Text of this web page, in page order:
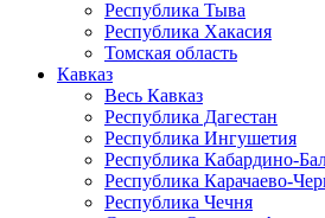
Республика Тыва
Республика Хакасия
Томская область
Кавказ
Весь Кавказ
Республика Дагестан
Республика Ингушетия
Республика Кабардино-
Республика Карачаево-
Республика Чечня